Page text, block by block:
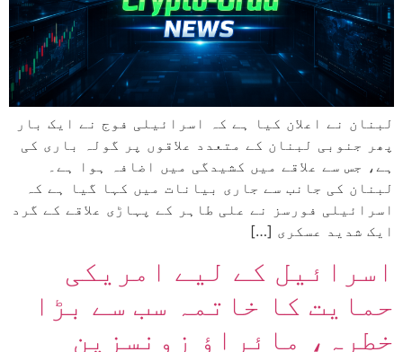
لبنان نے اعلان کیا ہے کہ اسرائیلی فوج نے ایک بار
پھر جنوبی لبنان کے متعدد علاقوں پر گولہ باری کی
ہے، جس سے علاقے میں کشیدگی میں اضافہ ہوا ہے۔
لبنان کی جانب سے جاری بیانات میں کہا گیا ہے کہ
اسرائیلی فورسز نے علی طاہر کے پہاڑی علاقے کے گرد
ایک شدید عسکری […]
اسرائیل کے لیے امریکی
حمایت کا خاتمہ سب سے بڑا
خطرہ، مائراؤ زونسزین